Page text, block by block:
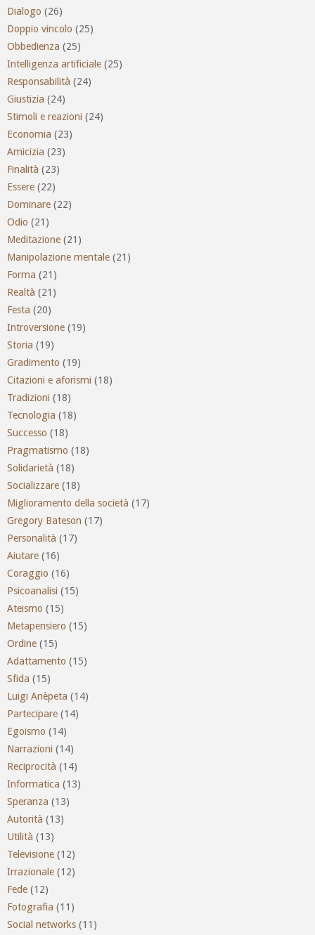
Dialogo (26)
Doppio vincolo (25)
Obbedienza (25)
Intelligenza artificiale (25)
Responsabilità (24)
Giustizia (24)
Stimoli e reazioni (24)
Economia (23)
Amicizia (23)
Finalità (23)
Essere (22)
Dominare (22)
Odio (21)
Meditazione (21)
Manipolazione mentale (21)
Forma (21)
Realtà (21)
Festa (20)
Introversione (19)
Storia (19)
Gradimento (19)
Citazioni e aforismi (18)
Tradizioni (18)
Tecnologia (18)
Successo (18)
Pragmatismo (18)
Solidarietà (18)
Socializzare (18)
Miglioramento della società (17)
Gregory Bateson (17)
Personalità (17)
Aiutare (16)
Coraggio (16)
Psicoanalisi (15)
Ateismo (15)
Metapensiero (15)
Ordine (15)
Adattamento (15)
Sfida (15)
Luigi Anèpeta (14)
Partecipare (14)
Egoismo (14)
Narrazioni (14)
Reciprocità (14)
Informatica (13)
Speranza (13)
Autorità (13)
Utilità (13)
Televisione (12)
Irrazionale (12)
Fede (12)
Fotografia (11)
Social networks (11)